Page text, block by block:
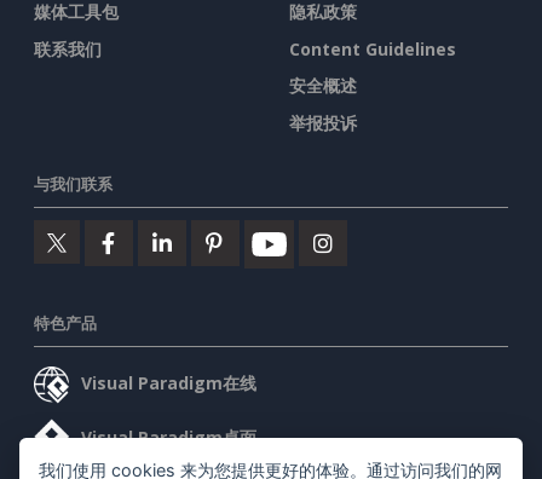
媒体工具包
联系我们
隐私政策
Content Guidelines
安全概述
举报投诉
与我们联系
特色产品
Visual Paradigm在线
Visual Paradigm桌面
我们使用 cookies 来为您提供更好的体验。通过访问我们的网